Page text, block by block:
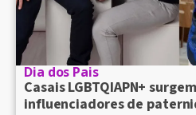
Dia dos Pais
Casais LGBTQIAPN+
influenciadores de